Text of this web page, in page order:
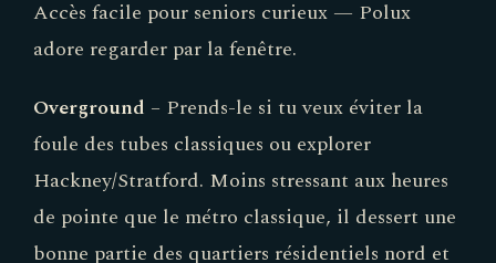
Accès facile pour seniors curieux — Polux
adore regarder par la fenêtre.
Overground – Prends-le si tu veux éviter la
foule des tubes classiques ou explorer
Hackney/Stratford. Moins stressant aux heures
de pointe que le métro classique, il dessert une
bonne partie des quartiers résidentiels nord et